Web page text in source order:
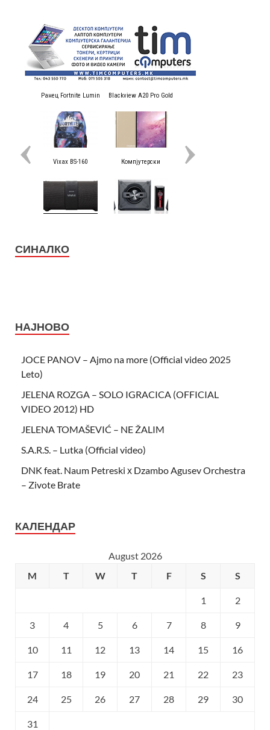
СИНАЛКО
НАЈНОВО
JOCE PANOV – Ajmo na more (Official video 2025
Leto)
JELENA ROZGA – SOLO IGRACICA (OFFICIAL
VIDEO 2012) HD
JELENA TOMAŠEVIĆ – NE ŽALIM
S.A.R.S. – Lutka (Official video)
DNK feat. Naum Petreski х Dzambo Agusev Orchestra
– Zivote Brate
КАЛЕНДАР
August 2026
M
T W T F S S
1 2
3 4 5 6 7 8 9
10 11 12 13 14 15 16
17 18 19 20 21 22 23
24 25 26 27 28 29 30
31